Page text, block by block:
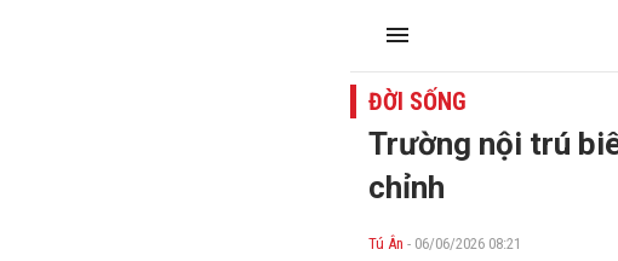
ĐỜI SỐNG
Trường nội trú
chỉnh
Tú Ân - 06/06/2026 08:21